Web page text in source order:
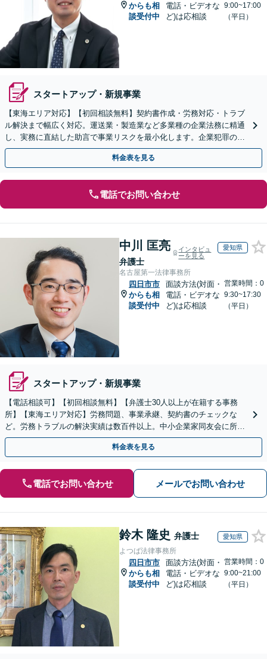
からも相
談受付中
電話・ビデオな
ど)は応相談
9:00~17:00
（平日）
スタートアップ・新規事業
【東海エリア対応】【初回相談無料】契約書作成・労務対応・トラブ
ル解決まで幅広く対応。運送業・製造業など多業種の企業法務に精通
し、実務に直結した助言で事業リスクを最小化します。企業犯罪のご
相談もお任せください【休日・夜間対応OK】
料金表を見る
電話でお問い合わせ
中川 匡亮
弁護士
インタビュ
ーを見る
愛知県
名古屋第一法律事務所
四日市市
からも相
談受付中
面談方法(対面・
電話・ビデオな
ど)は応相談
営業時間：0
9:30~17:30
（平日）
スタートアップ・新規事業
【電話相談可】【初回相談無料】【弁護士30人以上が在籍する事務
所】【東海エリア対応】労務問題、事業承継、契約書のチェックな
ど。労務トラブルの解決実績は数百件以上。中小企業家同友会に所属
しセミナー講師なども担当【初回相談無料】
料金表を見る
電話でお問い合わせ メールでお問い合わせ
鈴木 隆史 弁護士 愛知県
よつば法律事務所
四日市市
からも相
談受付中
面談方法(対面・
電話・ビデオな
ど)は応相談
営業時間：0
9:00~21:00
（平日）